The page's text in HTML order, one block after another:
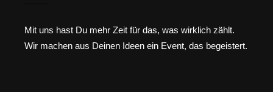
Mit uns hast Du mehr Zeit für das, was wirklich zählt.
Wir machen aus Deinen Ideen ein Event, das begeistert.